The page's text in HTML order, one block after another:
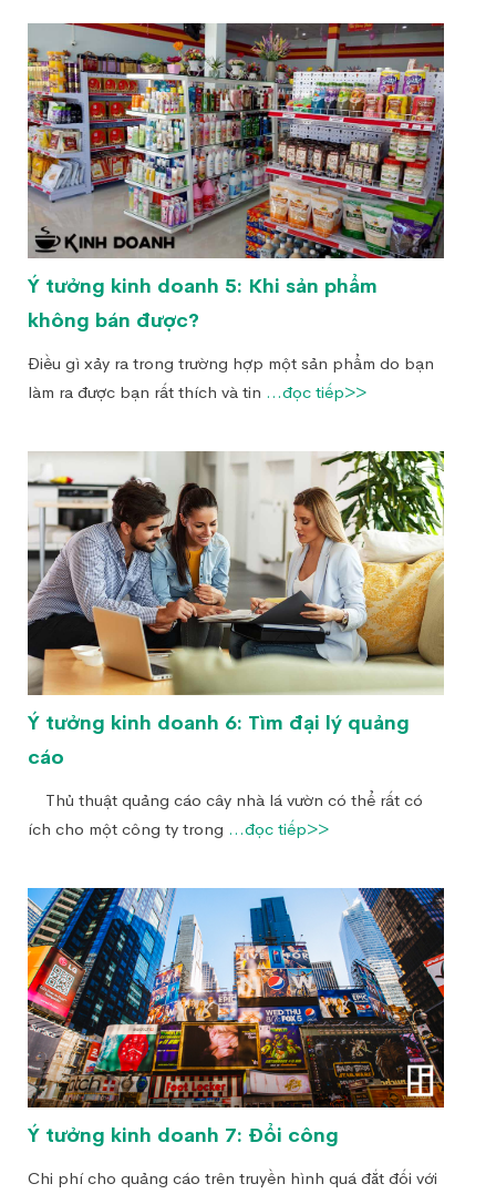
Ý tưởng kinh doanh 5: Khi sản phẩm
không bán được?
Điều gì xảy ra trong trường hợp một sản phẩm do bạn
làm ra được bạn rất thích và tin ...đọc tiếp>>
Ý tưởng kinh doanh 6: Tìm đại lý quảng
cáo
Thủ thuật quảng cáo cây nhà lá vườn có thể rất có
ích cho một công ty trong ...đọc tiếp>>
Ý tưởng kinh doanh 7: Đổi công
Chi phí cho quảng cáo trên truyền hình quá đắt đối với